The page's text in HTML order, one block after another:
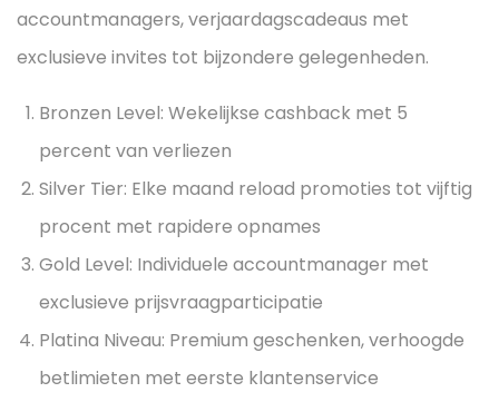
accountmanagers, verjaardagscadeaus met
exclusieve invites tot bijzondere gelegenheden.
Bronzen Level: Wekelijkse cashback met 5
percent van verliezen
Silver Tier: Elke maand reload promoties tot vijftig
procent met rapidere opnames
Gold Level: Individuele accountmanager met
exclusieve prijsvraagparticipatie
Platina Niveau: Premium geschenken, verhoogde
betlimieten met eerste klantenservice